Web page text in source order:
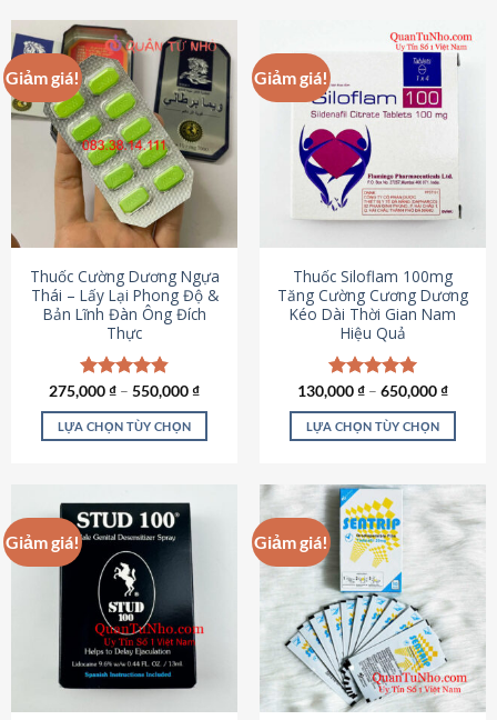
này
có
nhiều
biến
thể.
Các
tùy
chọn
có
thể
chọn
trên
trang
sản
phẩm
này
nhiều
biến
tùy
chọn
có
được
chọn
trên
trang
sản
phẩm
Giảm giá!
Thuốc Cường Dương Ngựa
Thái – Lấy Lại Phong Độ &
Bản Lĩnh Đàn Ông Đích
Thực
Được xếp
hạng4.87
5 sao
275,000₫ – 550,000₫
LỰA CHỌN TÙY CHỌN
có
nhiều
biến
thể.
Các
tùy
chọn
Giảm giá!
Thuốc Siloflam 100mg
Tăng Cường Cương Dương
Kéo Dài Thời Gian Nam
Hiệu Quả
Được xếp
hạng5.00
5 sao
130,000₫ – 650,000₫
LỰA CHỌN TÙY CHỌN
này
có
nhiều
biến
thể.
Các
tùy
chọn
có
thể
Giảm giá! Giảm giá!